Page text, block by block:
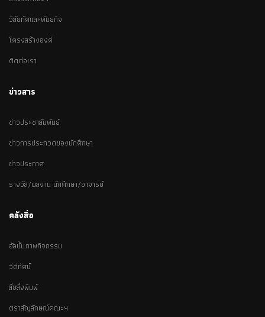
วิสัยทัศและพันธกิจ
โครงสร้างองค์
ติดต่อเรา
ข่าวสาร
ข่าวประชาสัมพันธ์
ข่าวการประกวดของนักศึกษา
ข่าวประกาศ
รางวัล/ผลงาน นักศึกษา/อาจารย์
คลังสื่อ
อัลบั้มภาพกิจกรรม
วีดีทัศน์
สื่อสิ่งพิมพ์
ตราสัญลักษณ์คณะฯ